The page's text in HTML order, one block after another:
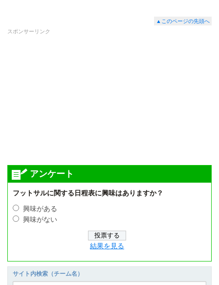
▲このページの先頭へ
スポンサーリンク
アンケート
フットサルに関する日程表に興味はありますか？
興味がある
興味がない
結果を見る
サイト内検索（チーム名）